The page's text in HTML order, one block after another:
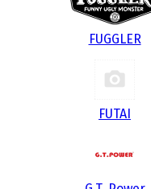
FUGGLER
FUTAI